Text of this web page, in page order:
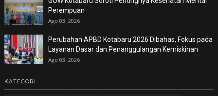
Perempuan
Ago 03, 2026
Perubahan APBD Kotabaru 2026 Dibahas, Fokus pada
Layanan Dasar dan Penanggulangan Kemiskinan
Ago 03, 2026
KATEGORI